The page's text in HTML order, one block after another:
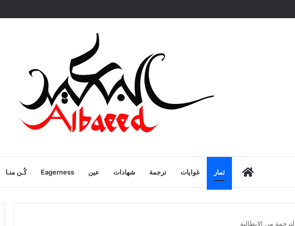
الرئيسية
ثمار غوايات ترجمة شهادات عين Eagerness كُـن منـا
من الإيطالية